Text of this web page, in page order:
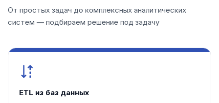
От простых задач до комплексных аналитических
систем — подбираем решение под задачу
ETL из баз данных